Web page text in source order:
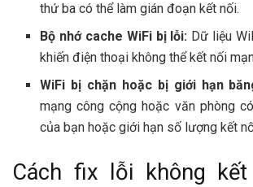
thứ ba có thể làm gián đoạn kết nối.
Bộ nhớ cache WiFi bị lỗi: Dữ liệu
khiến điện thoại không thể kết nối
WiFi bị chặn hoặc bị giới hạn
mạng công cộng hoặc văn phòng
của bạn hoặc giới hạn số lượng kết
Cách fix lỗi không